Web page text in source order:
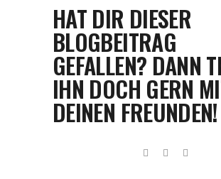
HAT DIR DIESER
BLOGBEITRAG
GEFALLEN? DANN
IHN DOCH GERN
DEINEN FREUNDEN!